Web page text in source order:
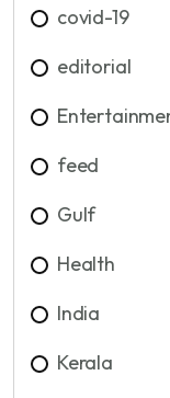
covid-19
editorial
feed
Gulf
Health
India
Kerala